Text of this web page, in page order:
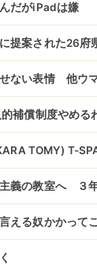
だがiPadは嫌
提案された26
せない表情 他ウ
補償制度やめる
TOMY) T-
フィギュア
義の教室へ ３
える奴かかって